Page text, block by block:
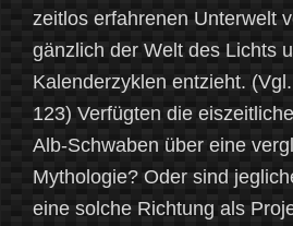
zeitlos erfahrenen Unterwelt
gänzlich der Welt des Lichts
Kalenderzyklen entzieht.
123) Verfügten die
Alb-Schwaben über eine
Mythologie? Oder sind
eine solche Richtung als